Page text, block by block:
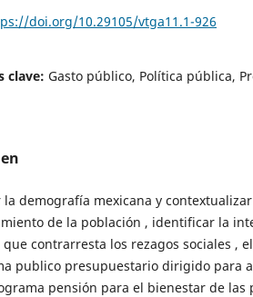
doi.org/10.29105/vtga11.1-926
clave: Gasto público, Política pública,
la demografía mexicana y
de la población , identificar la
contrarresta los rezagos sociales ,
publico presupuestario dirigido para
pensión para el bienestar de las